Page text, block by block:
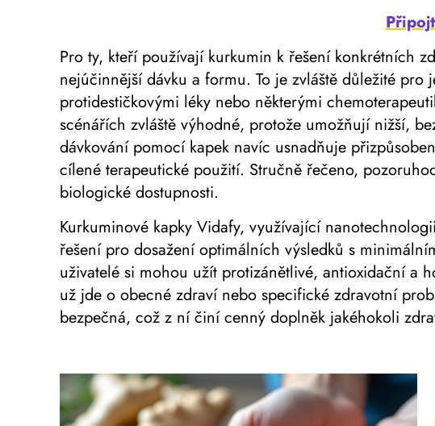
Pro ty, kteří používají kurkumin k řešení konkrétních
nejúčinnější dávku a formu. To je zvláště důležité
protidestičkovými léky nebo některými
scénářích zvláště výhodné, protože umožňují nižší,
dávkování pomocí kapek navíc usnadňuje
cílené terapeutické použití. Stručně řečeno,
biologické dostupnosti.
Kurkuminové kapky Vidafy, využívající
řešení pro dosažení optimálních výsledků s
uživatelé si mohou užít protizánětlivé, antioxidační a
už jde o obecné zdraví nebo specifické zdravotní
bezpečná, což z ní činí cenný doplněk jakéhokoli